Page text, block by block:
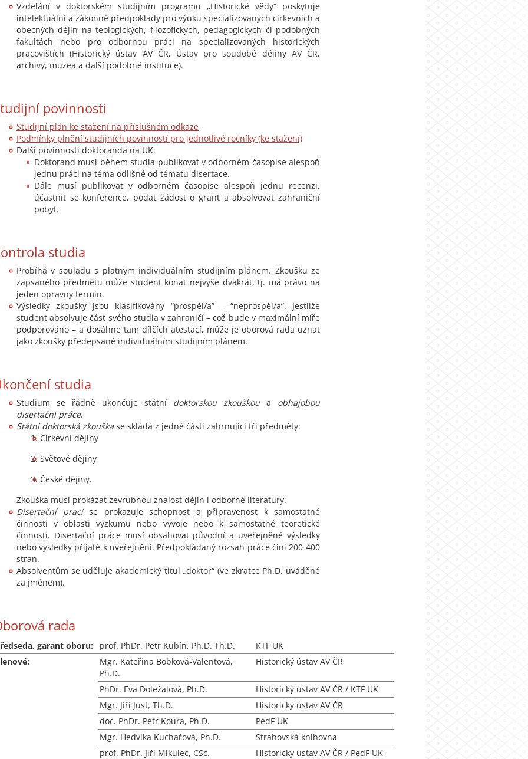
Vzdělání v doktorském studijním programu „Historické vědy“ poskytuje
intelektuální a zákonné předpoklady pro výuku specializovaných církevních a
obecných dějin na teologických, filozofických, pedagogických či podobných
fakultách nebo pro odbornou práci na specializovaných historických
pracovištích (Historický ústav AV ČR, Ústav pro soudobé dějiny AV ČR,
archivy, muzea a další podobné instituce).
povinnosti
Studijní plán ke stažení na příslušném odkaze
Podmínky plnění studijních povinností pro jednotlivé ročníky (ke stažení)
Další povinnosti doktoranda na UK:
Doktorand musí během studia publikovat v odborném časopise alespoň
jednu práci na téma odlišné od tématu disertace.
Dále musí publikovat v odborném časopise alespoň jednu recenzi,
účastnit se konference, podat žádost o grant a absolvovat zahraniční
pobyt.
studia
Probíhá v souladu s platným individuálním studijním plánem. Zkoušku ze
zapsaného předmětu může student konat nejvýše dvakrát, tj. má právo na
jeden opravný termín.
Výsledky zkoušky jsou klasifikovány “prospěl/a” – “neprospěl/a”. Jestliže
student absolvuje část svého studia v zahraničí – což bude v maximální míře
podporováno – a dosáhne tam dílčích atestací, může je oborová rada uznat
jako zkoušky předepsané individuálním studijním plánem.
studia
Studium se řádně ukončuje státní doktorskou zkouškou a obhajobou
disertační práce.
Státní doktorská zkouška se skládá z jedné části zahrnující tři předměty:
Církevní dějiny
Světové dějiny
České dějiny.
Zkouška musí prokázat zevrubnou znalost dějin i odborné literatury.
Disertační pracíse prokazuje schopnost a připravenost k samostatné
činnosti v oblasti výzkumu nebo vývoje nebo k samostatné teoretické
činnosti. Disertační práce musí obsahovat původní a uveřejněné výsledky
nebo výsledky přijaté k uveřejnění. Předpokládaný rozsah práce činí 200-400
stran.
Absolventům se uděluje akademický titul „doktor“ (ve zkratce Ph.D. uváděné
za jménem).
rada
garant oboru: prof. PhDr. Petr Kubín, Ph.D. Th.D.
KTF UK
Mgr. Kateřina Bobková-Valentová,
Ph.D.
Historický ústav AV ČR
PhDr. Eva Doležalová, Ph.D.
Historický ústav AV ČR / KTF UK
Mgr. Jiří Just, Th.D.
Historický ústav AV ČR
doc. PhDr. Petr Koura, Ph.D.
PedF UK
Mgr. Hedvika Kuchařová, Ph.D.
Strahovská knihovna
prof. PhDr. Jiří Mikulec, CSc.
Historický ústav AV ČR / PedF UK